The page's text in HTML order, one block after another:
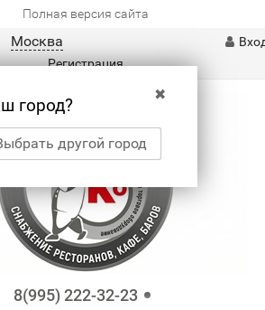
Полная версия сайта
Москва
✖
город?
другой город
Регистрация
8(995) 222-32-23